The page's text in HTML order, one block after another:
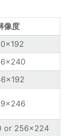
像度
or 256x224